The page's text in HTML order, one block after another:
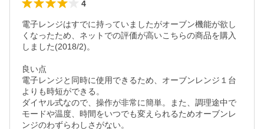
4
電子レンジはすでに持っていましたがオーブン機能が欲し
くなったため、ネットでの評価が高いこちらの商品を購入
しました(2018/2)。
良い点
電子レンジと同時に使用できるため、オーブンレンジ１台
よりも時短ができる。
ダイヤル式なので、操作が非常に簡単。また、調理途中で
モードや温度、時間をいつでも変えられるためオーブンレ
ンジのわずらわしさがない。